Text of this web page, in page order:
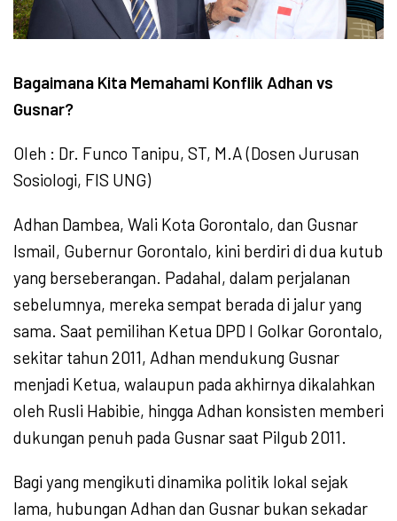
Bagaimana Kita Memahami Konflik Adhan vs
Gusnar?
Oleh : Dr. Funco Tanipu, ST, M.A (Dosen Jurusan
Sosiologi, FIS UNG)
Adhan Dambea, Wali Kota Gorontalo, dan Gusnar
Ismail, Gubernur Gorontalo, kini berdiri di dua kutub
yang berseberangan. Padahal, dalam perjalanan
sebelumnya, mereka sempat berada di jalur yang
sama. Saat pemilihan Ketua DPD I Golkar Gorontalo,
sekitar tahun 2011, Adhan mendukung Gusnar
menjadi Ketua, walaupun pada akhirnya dikalahkan
oleh Rusli Habibie, hingga Adhan konsisten memberi
dukungan penuh pada Gusnar saat Pilgub 2011.
Bagi yang mengikuti dinamika politik lokal sejak
lama, hubungan Adhan dan Gusnar bukan sekadar